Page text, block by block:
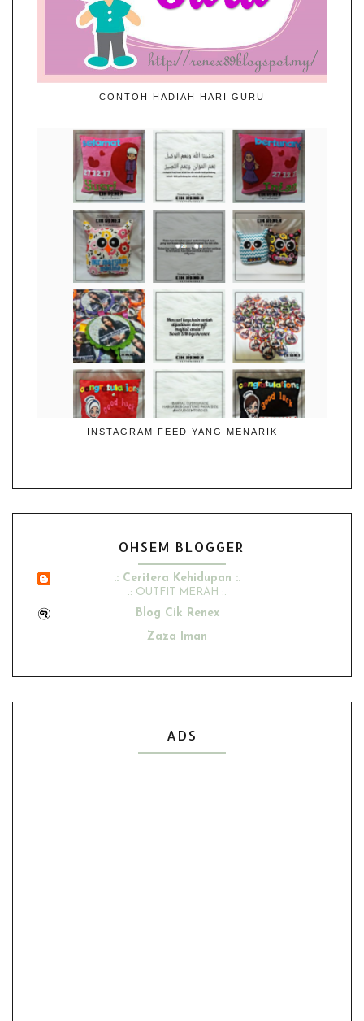
CONTOH HADIAH HARI GURU
INSTAGRAM FEED YANG MENARIK
OHSEM BLOGGER
.: Ceritera Kehidupan :.
.: OUTFIT MERAH :.
Blog Cik Renex
Zaza Iman
Show All
ADS